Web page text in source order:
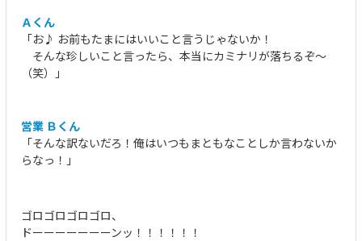
Ａくん
「お♪ お前もたまにはいいこと言うじゃないか！
そんな珍しいこと言ったら、本当にカミナリが落ちるぞ～
（笑）」
営業 Ｂくん
「そんな訳ないだろ！俺はいつもまともなことしか言わないか
らなっ！」
ゴロゴロゴロゴロ、
ドーーーーーーーンッ！！！！！！